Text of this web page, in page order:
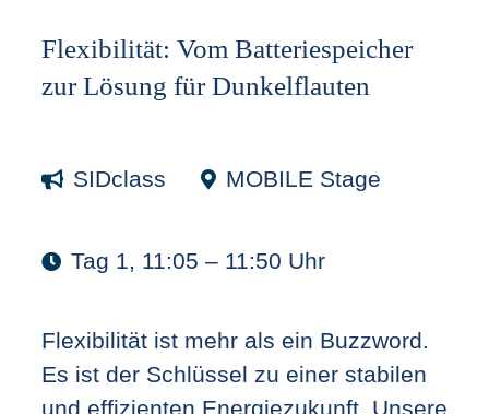
Flexibilität: Vom Batteriespeicher
zur Lösung für Dunkelflauten
SIDclass MOBILE Stage
Tag 1, 11:05 – 11:50 Uhr
Flexibilität ist mehr als ein Buzzword.
Es ist der Schlüssel zu einer stabilen
und effizienten Energiezukunft. Unsere